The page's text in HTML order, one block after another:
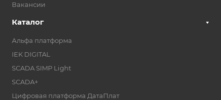
Вакансии
Каталог
Альфа платформа
IEK DIGITAL
SCADA SIMP Light
SCADA+
Цифровая платформа ДатаПлат